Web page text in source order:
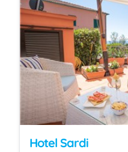
Hotel Sardi